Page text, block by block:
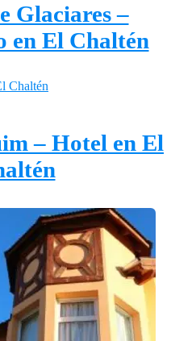
Glaciares –
en El Chaltén
– Hotel en El